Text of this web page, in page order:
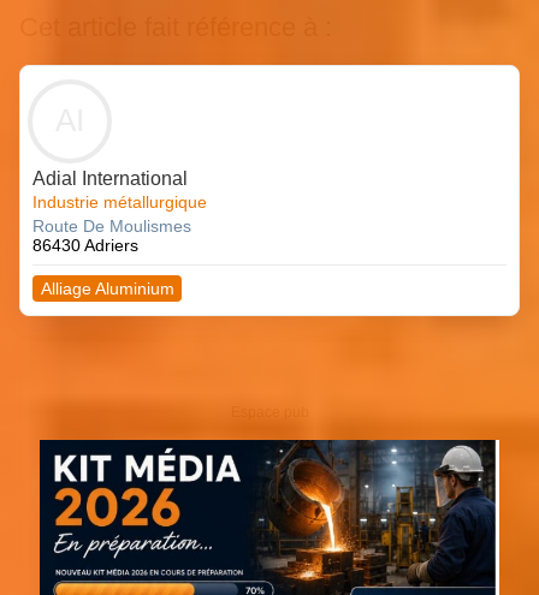
Adial International
Industrie métallurgique
Route De Moulismes
86430 Adriers
Alliage Aluminium